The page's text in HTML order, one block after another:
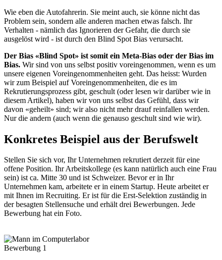
Wie eben die Autofahrerin. Sie meint auch, sie könne nicht das
Problem sein, sondern alle anderen machen etwas falsch. Ihr
Verhalten - nämlich das Ignorieren der Gefahr, die durch sie
ausgelöst wird - ist durch den Blind Spot Bias verursacht.
Der Bias «Blind Spot» ist somit ein Meta-Bias oder der Bias im
Bias. Wir sind von uns selbst positiv voreingenommen, wenn es um
unsere eigenen Voreingenommenheiten geht. Das heisst: Wurden
wir zum Beispiel auf Voreingenommenheiten, die es im
Rekrutierungsprozess gibt, geschult (oder lesen wir darüber wie in
diesem Artikel), haben wir von uns selbst das Gefühl, dass wir
davon «geheilt» sind; wir also nicht mehr drauf reinfallen werden.
Nur die andern (auch wenn die genauso geschult sind wie wir).
Konkretes Beispiel aus der Berufswelt
Stellen Sie sich vor, Ihr Unternehmen rekrutiert derzeit für eine
offene Position. Ihr Arbeitskollege (es kann natürlich auch eine Frau
sein) ist ca. Mitte 30 und ist Schweizer. Bevor er in Ihr
Unternehmen kam, arbeitete er in einem Startup. Heute arbeitet er
mit Ihnen im Recruiting. Er ist für die Erst-Selektion zuständig in
der besagten Stellensuche und erhält drei Bewerbungen. Jede
Bewerbung hat ein Foto.
Bewerbung 1